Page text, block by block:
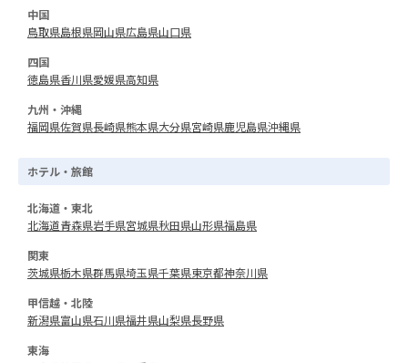
中国
鳥取県島根県岡山県広島県山口県
四国
徳島県香川県愛媛県高知県
九州・沖縄
福岡県佐賀県長崎県熊本県大分県宮崎県鹿児島県沖縄県
ホテル・旅館
北海道・東北
北海道青森県岩手県宮城県秋田県山形県福島県
関東
茨城県栃木県群馬県埼玉県千葉県東京都神奈川県
甲信越・北陸
新潟県富山県石川県福井県山梨県長野県
東海